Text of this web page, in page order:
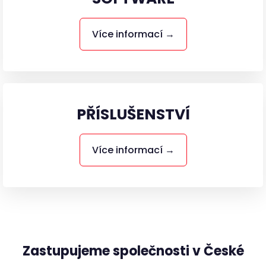
Více informací →
PŘÍSLUŠENSTVÍ
Více informací →
Zastupujeme společnosti v České